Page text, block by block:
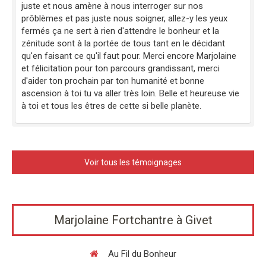
juste et nous amène à nous interroger sur nos
prôblèmes et pas juste nous soigner, allez-y les yeux
fermés ça ne sert à rien d'attendre le bonheur et la
zénitude sont à la portée de tous tant en le décidant
qu'en faisant ce qu'il faut pour. Merci encore Marjolaine
et félicitation pour ton parcours grandissant, merci
d'aider ton prochain par ton humanité et bonne
ascension à toi tu va aller très loin. Belle et heureuse vie
à toi et tous les êtres de cette si belle planète.
Voir tous les témoignages
Marjolaine Fortchantre à Givet
Au Fil du Bonheur